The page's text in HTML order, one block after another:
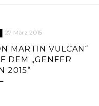
27 März 2015
MARTIN VULCAN“
DEM „GENFER
2015“